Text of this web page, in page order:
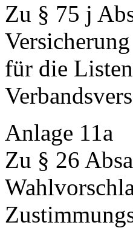
Zu § 75 j
für die
Anlage 11a
Zu § 26